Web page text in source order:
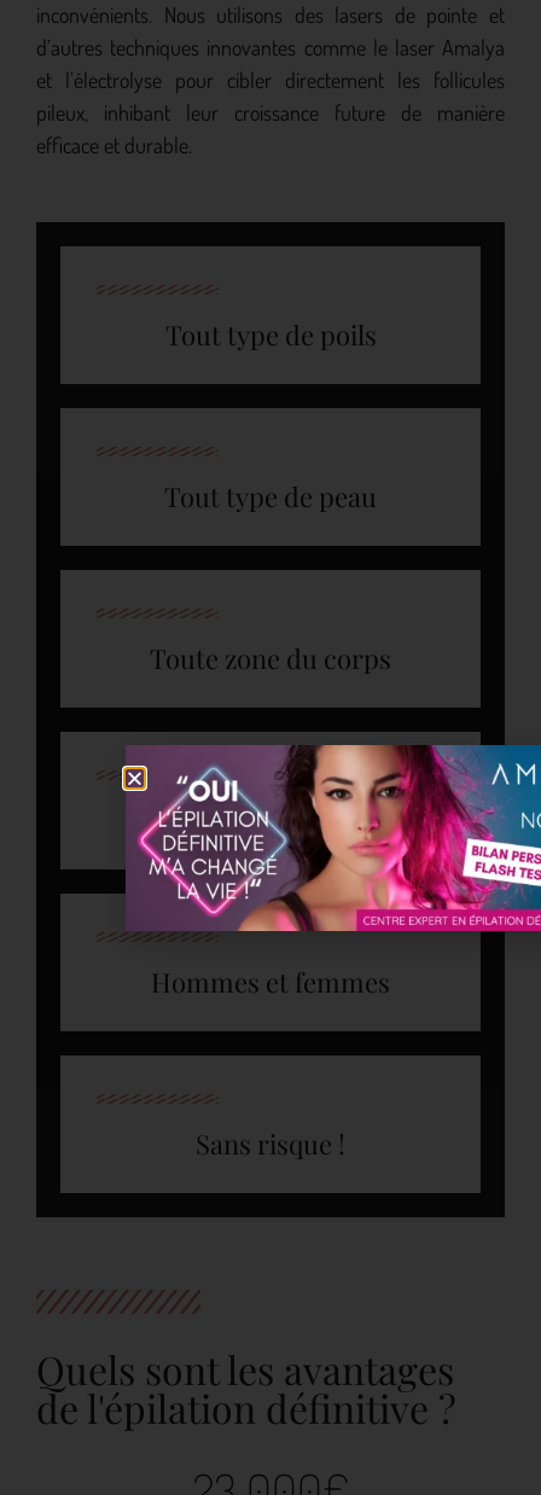
inconvénients
Nous utilisons des lasers de pointe et
d’autres techniques innovantes comme le laser Amalya
et l’électrolyse pour cibler directement les follicules
pileux, inhibant leur croissance future de manière
efficace et durable.
Tout type de poils
Tout type de peau
Toute zone du corps
Toute zone du visage
Hommes et femmes
Sans risque !
Quels sont les avantages
de l'épilation définitive ?